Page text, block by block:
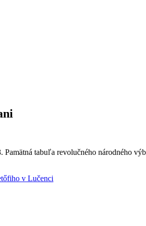
Pamätná tabuľa revolučného národného
v Lučenci